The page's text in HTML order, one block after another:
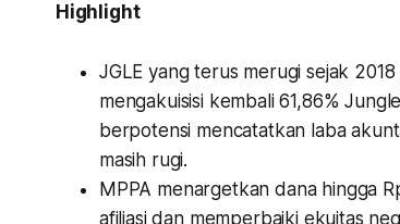
Highlight
JGLE yang terus merugi sejak
mengakuisisi kembali 61,86%
berpotensi mencatatkan laba
masih rugi.
MPPA menargetkan dana hingga
afiliasi dan memperbaiki ekuitas